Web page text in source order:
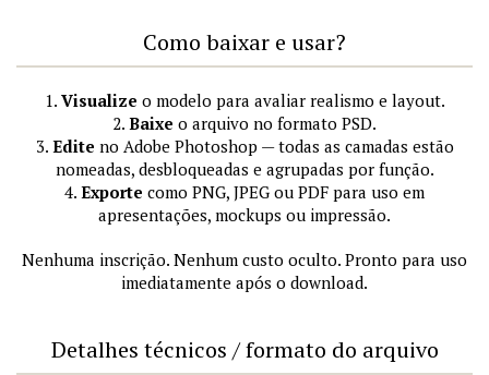
Como baixar e usar?
1. Visualize o modelo para avaliar realismo e layout.
2. Baixe o arquivo no formato PSD.
3. Edite no Adobe Photoshop — todas as camadas estão
nomeadas, desbloqueadas e agrupadas por função.
4. Exporte como PNG, JPEG ou PDF para uso em
apresentações, mockups ou impressão.
Nenhuma inscrição. Nenhum custo oculto. Pronto para uso
imediatamente após o download.
Detalhes técnicos / formato do arquivo